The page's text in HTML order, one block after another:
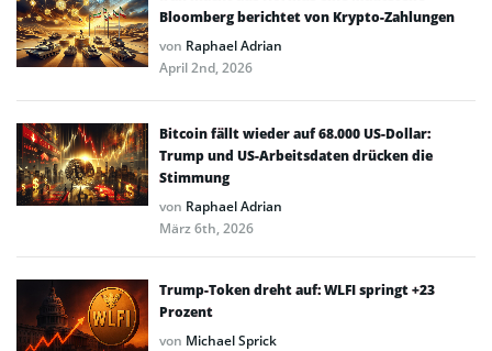
Bloomberg berichtet von Krypto-Zahlungen
von Raphael Adrian
April 2nd, 2026
Bitcoin fällt wieder auf 68.000 US-Dollar:
Trump und US-Arbeitsdaten drücken die
Stimmung
von Raphael Adrian
März 6th, 2026
Trump-Token dreht auf: WLFI springt +23
Prozent
von Michael Sprick